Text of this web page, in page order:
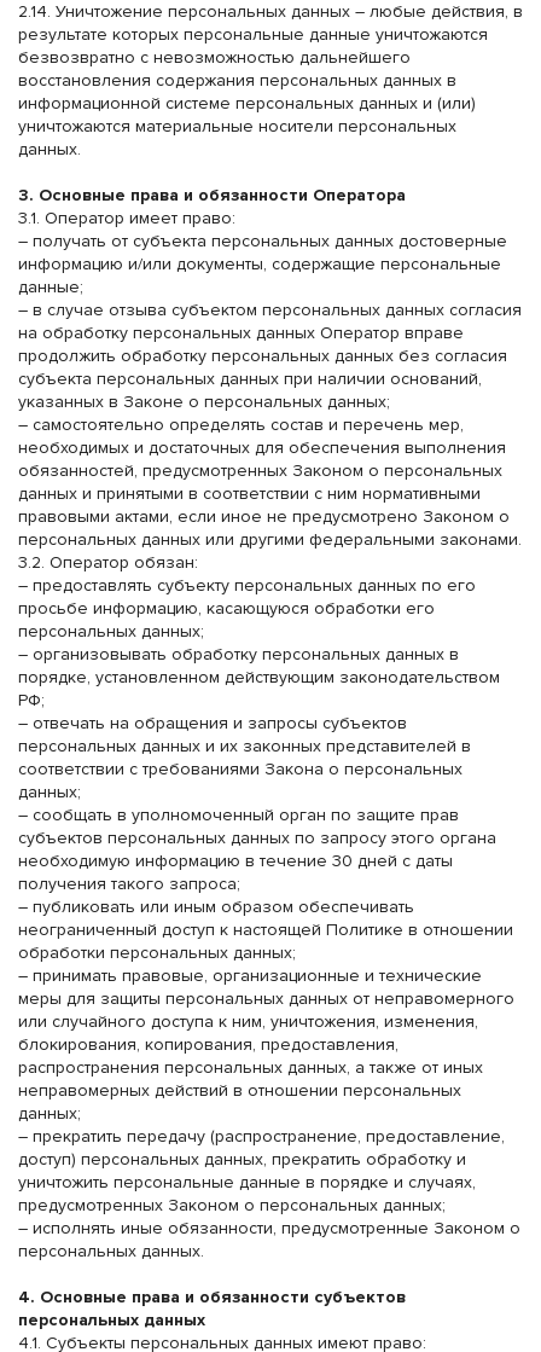
2.14. Уничтожение персональных данных – любые действия, в
результате которых персональные данные уничтожаются
безвозвратно с невозможностью дальнейшего
восстановления содержания персональных данных в
информационной системе персональных данных и (или)
уничтожаются материальные носители персональных
данных.
3. Основные права и обязанности Оператора
3.1. Оператор имеет право:
– получать от субъекта персональных данных достоверные
информацию и/или документы, содержащие персональные
данные;
– в случае отзыва субъектом персональных данных согласия
на обработку персональных данных Оператор вправе
продолжить обработку персональных данных без согласия
субъекта персональных данных при наличии оснований,
указанных в Законе о персональных данных;
– самостоятельно определять состав и перечень мер,
необходимых и достаточных для обеспечения выполнения
обязанностей, предусмотренных Законом о персональных
данных и принятыми в соответствии с ним нормативными
правовыми актами, если иное не предусмотрено Законом о
персональных данных или другими федеральными законами.
3.2. Оператор обязан:
– предоставлять субъекту персональных данных по его
просьбе информацию, касающуюся обработки его
персональных данных;
– организовывать обработку персональных данных в
порядке, установленном действующим законодательством
РФ;
– отвечать на обращения и запросы субъектов
персональных данных и их законных представителей в
соответствии с требованиями Закона о персональных
данных;
– сообщать в уполномоченный орган по защите прав
субъектов персональных данных по запросу этого органа
необходимую информацию в течение 30 дней с даты
получения такого запроса;
– публиковать или иным образом обеспечивать
неограниченный доступ к настоящей Политике в отношении
обработки персональных данных;
– принимать правовые, организационные и технические
меры для защиты персональных данных от неправомерного
или случайного доступа к ним, уничтожения, изменения,
блокирования, копирования, предоставления,
распространения персональных данных, а также от иных
неправомерных действий в отношении персональных
данных;
– прекратить передачу (распространение, предоставление,
доступ) персональных данных, прекратить обработку и
уничтожить персональные данные в порядке и случаях,
предусмотренных Законом о персональных данных;
– исполнять иные обязанности, предусмотренные Законом о
персональных данных.
4. Основные права и обязанности субъектов
персональных данных
4.1. Субъекты персональных данных имеют право: